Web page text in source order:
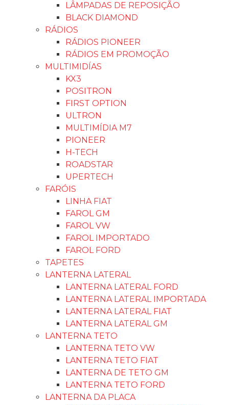
LÂMPADAS DE REPOSIÇÃO
BLACK DIAMOND
RÁDIOS
RÁDIOS PIONEER
RÁDIOS EM PROMOÇÃO
MULTIMIDÍAS
KX3
POSITRON
FIRST OPTION
ULTRON
MULTIMÍDIA M7
PIONEER
H-TECH
ROADSTAR
UPERTECH
FARÓIS
LINHA FIAT
FAROL GM
FAROL VW
FAROL IMPORTADO
FAROL FORD
TAPETES
LANTERNA LATERAL
LANTERNA LATERAL FORD
LANTERNA LATERAL IMPORTADA
LANTERNA LATERAL FIAT
LANTERNA LATERAL GM
LANTERNA TETO
LANTERNA TETO VW
LANTERNA TETO FIAT
LANTERNA DE TETO GM
LANTERNA TETO FORD
LANTERNA DA PLACA